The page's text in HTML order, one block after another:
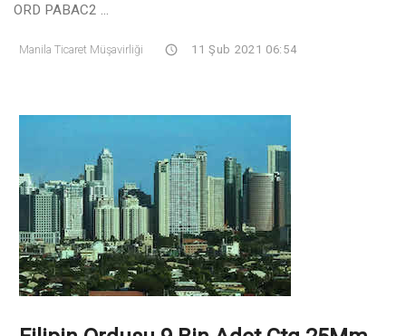
ORD PABAC2 ...
Manila Ticaret Müşavirliği 11 Şub 2021 06:54